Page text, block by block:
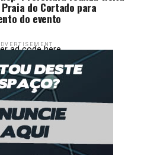
do Cortado para
do evento
ad code here